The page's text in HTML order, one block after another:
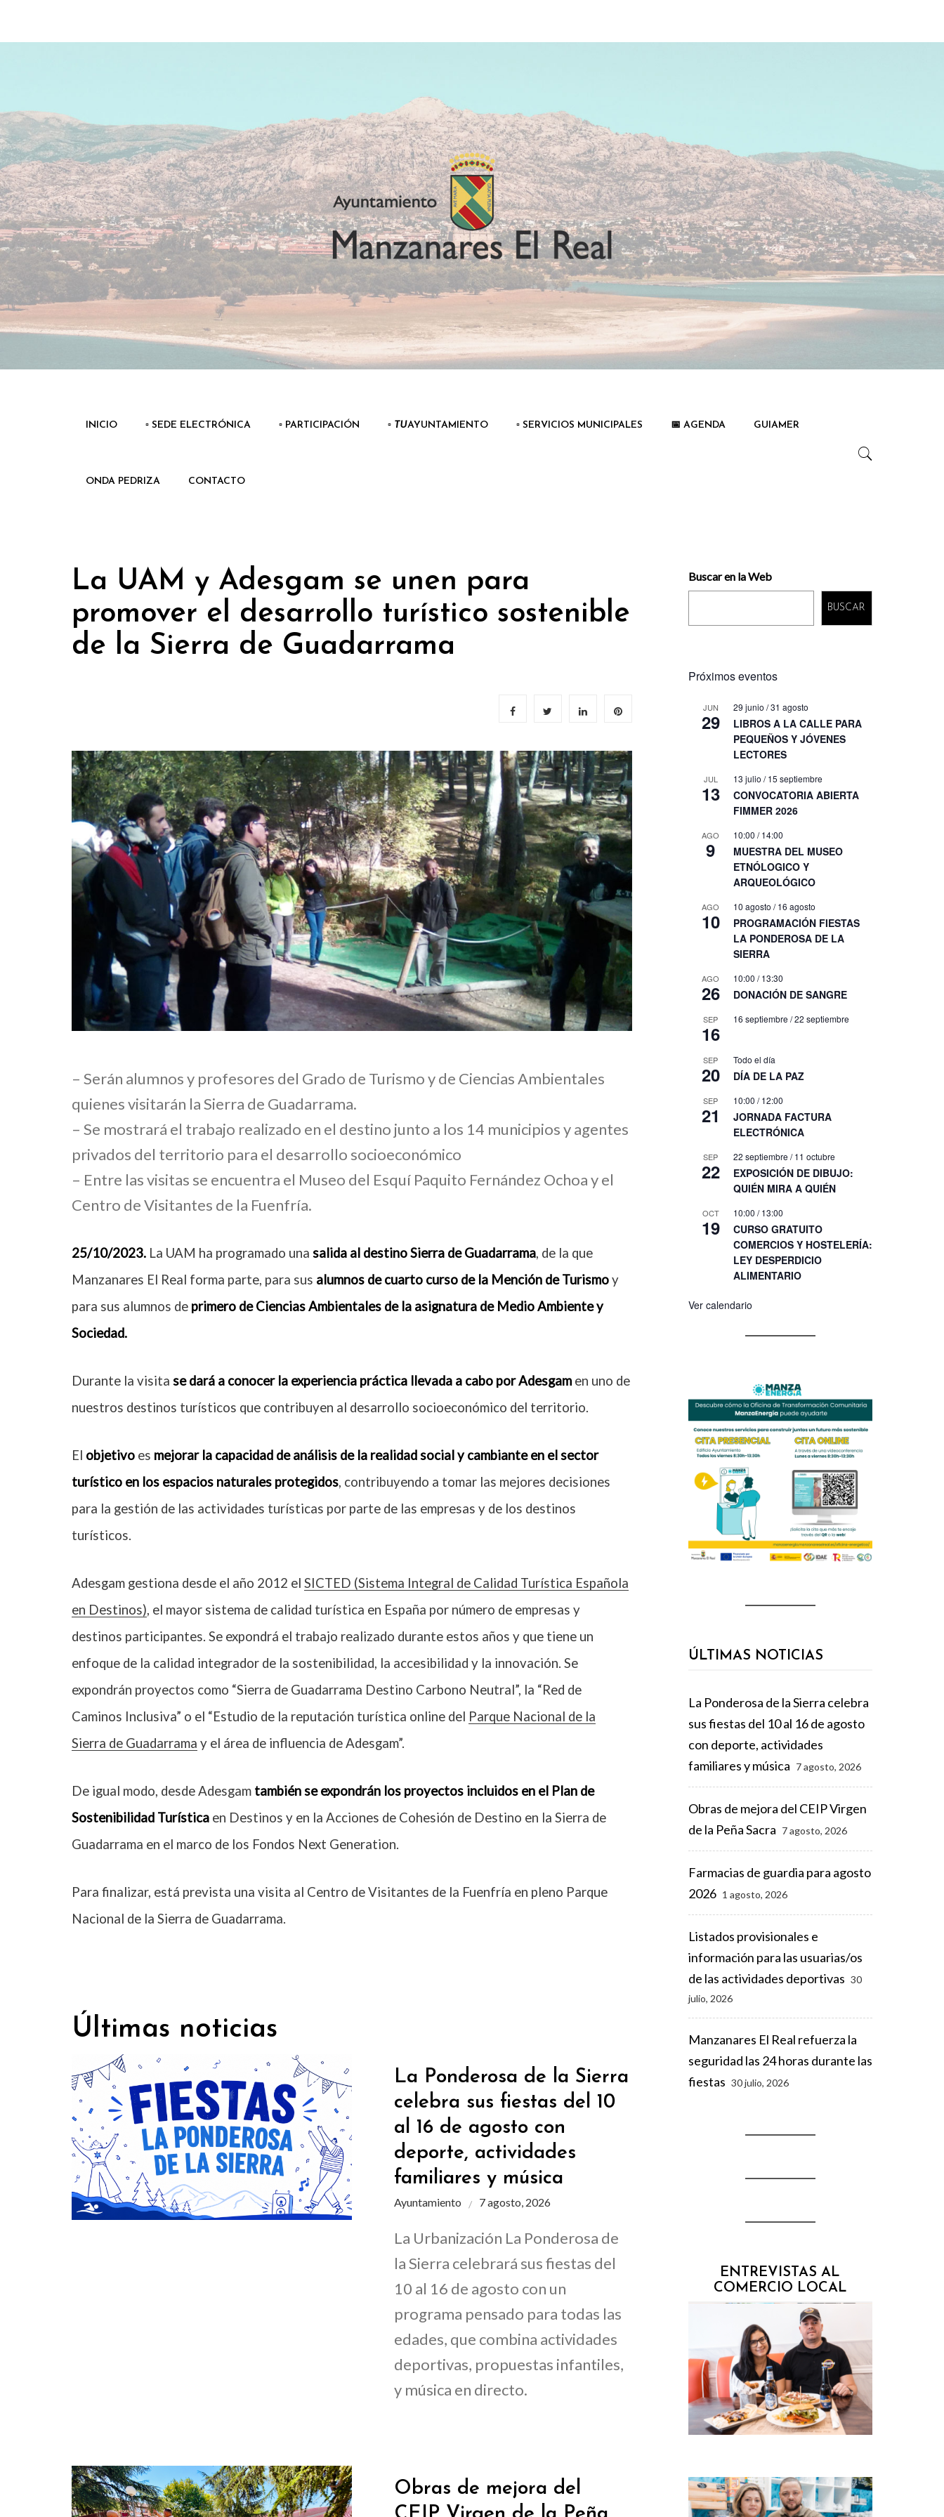
INICIO ▫️ SEDE ELECTRÓNICA ▫️ PARTICIPACIÓN ▫️ TUAYUNTAMIENTO ▫️ SERVICIOS MUNICIPALES 📅 AGENDA GUIAMER
ONDA PEDRIZA CONTACTO
La UAM y Adesgam se unen para
promover el desarrollo turístico sostenible
de la Sierra de Guadarrama
– Serán alumnos y profesores del Grado de Turismo y de Ciencias Ambientales
quienes visitarán la Sierra de Guadarrama.
– Se mostrará el trabajo realizado en el destino junto a los 14 municipios y agentes
privados del territorio para el desarrollo socioeconómico
– Entre las visitas se encuentra el Museo del Esquí Paquito Fernández Ochoa y el
Centro de Visitantes de la Fuenfría.
25/10/2023. La UAM ha programado una salida al destino Sierra de Guadarrama, de la que
Manzanares El Real forma parte, para sus alumnos de cuarto curso de la Mención de Turismoy
para sus alumnos de primero de Ciencias Ambientales de la asignatura de Medio Ambiente y
Sociedad.
Durante la visita se dará a conocer la experiencia práctica llevada a cabo por Adesgam en uno de
nuestros destinos turísticos que contribuyen al desarrollo socioeconómico del territorio.
El objetivo es mejorar la capacidad de análisis de la realidad social y cambiante en el sector
turístico en los espacios naturales protegidos, contribuyendo a tomar las mejores decisiones
para la gestión de las actividades turísticas por parte de las empresas y de los destinos
turísticos.
Adesgam gestiona desde el año 2012 el SICTED (Sistema Integral de Calidad Turística Española
en Destinos), el mayor sistema de calidad turística en España por número de empresas y
destinos participantes. Se expondrá el trabajo realizado durante estos años y que tiene un
enfoque de la calidad integrador de la sostenibilidad, la accesibilidad y la innovación. Se
expondrán proyectos como “Sierra de Guadarrama Destino Carbono Neutral”, la “Red de
Caminos Inclusiva” o el “Estudio de la reputación turística online del Parque Nacional de la
Sierra de Guadarrama y el área de influencia de Adesgam”.
De igual modo, desde Adesgam también se expondrán los proyectos incluidos en el Plan de
Sostenibilidad Turística en Destinos y en la Acciones de Cohesión de Destino en la Sierra de
Guadarrama en el marco de los Fondos Next Generation.
Para finalizar, está prevista una visita al Centro de Visitantes de la Fuenfría en pleno Parque
Nacional de la Sierra de Guadarrama.
Últimas noticias
La Ponderosa de la Sierra
celebra sus fiestas del 10
al 16 de agosto con
deporte, actividades
familiares y música
Ayuntamiento 7 agosto, 2026
La Urbanización La Ponderosa de
la Sierra celebrará sus fiestas del
10 al 16 de agosto con un
programa pensado para todas las
edades, que combina actividades
deportivas, propuestas infantiles,
y música en directo.
Obras de mejora del
Buscar en la Web
BUSCAR
Próximos eventos
JUN
29
29 junio /31 agosto
LIBROS A LA CALLE PARA
PEQUEÑOS Y JÓVENES
LECTORES
JUL
13
13 julio /15 septiembre
CONVOCATORIA ABIERTA
FIMMER 2026
AGO
9
10:00 /14:00
MUESTRA DEL MUSEO
ETNÓLOGICO Y
ARQUEOLÓGICO
AGO
10
10 agosto /16 agosto
PROGRAMACIÓN FIESTAS
LA PONDEROSA DE LA
SIERRA
AGO
26
10:00 /13:30
DONACIÓN DE SANGRE
SEP
16
16 septiembre /22 septiembre
SEP
20
Todo el día
DÍA DE LA PAZ
SEP
21
10:00 /12:00
JORNADA FACTURA
ELECTRÓNICA
SEP
22
22 septiembre /11 octubre
EXPOSICIÓN DE DIBUJO:
QUIÉN MIRA A QUIÉN
OCT
19
10:00 /13:00
CURSO GRATUITO
COMERCIOS Y HOSTELERÍA:
LEY DESPERDICIO
ALIMENTARIO
Ver calendario
ÚLTIMAS NOTICIAS
La Ponderosa de la Sierra celebra
sus fiestas del 10 al 16 de agosto
con deporte, actividades
familiares y música 7 agosto, 2026
Obras de mejora del CEIP Virgen
de la Peña Sacra 7 agosto, 2026
Farmacias de guardia para agosto
2026 1 agosto, 2026
Listados provisionales e
información para las usuarias/os
de las actividades deportivas 30
julio, 2026
Manzanares El Real refuerza la
seguridad las 24 horas durante las
fiestas 30 julio, 2026
ENTREVISTAS AL
COMERCIO LOCAL